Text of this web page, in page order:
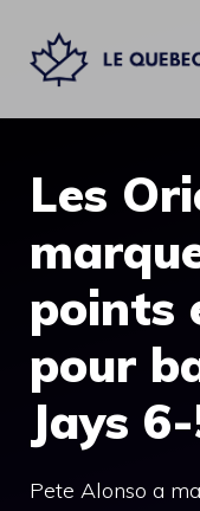
contenu
Les
points
pour
Jays
Pete Alonso a